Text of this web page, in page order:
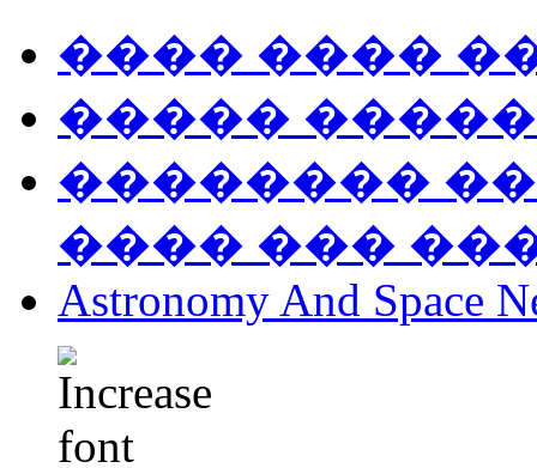
���� ����
�����
��������
���� ���
Astronomy And Space